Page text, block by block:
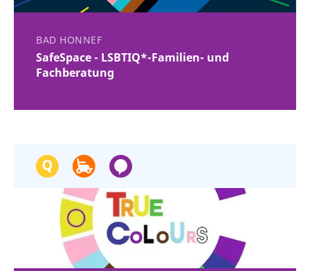
BAD HONNEF
SafeSpace - LSBTIQ*-Familien- und
Fachberatung